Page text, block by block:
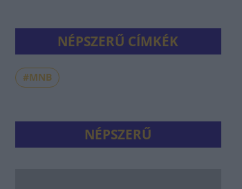
NÉPSZERŰ CÍMKÉK
#MNB
NÉPSZERŰ